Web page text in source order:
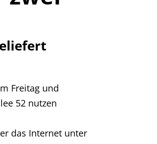
Freitag und
52 nutzen
das Internet unter